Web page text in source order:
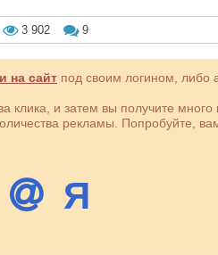
3 902 9
на сайт под своим логином, либо
клика, и затем вы получите
рекламы. Попробуйте,